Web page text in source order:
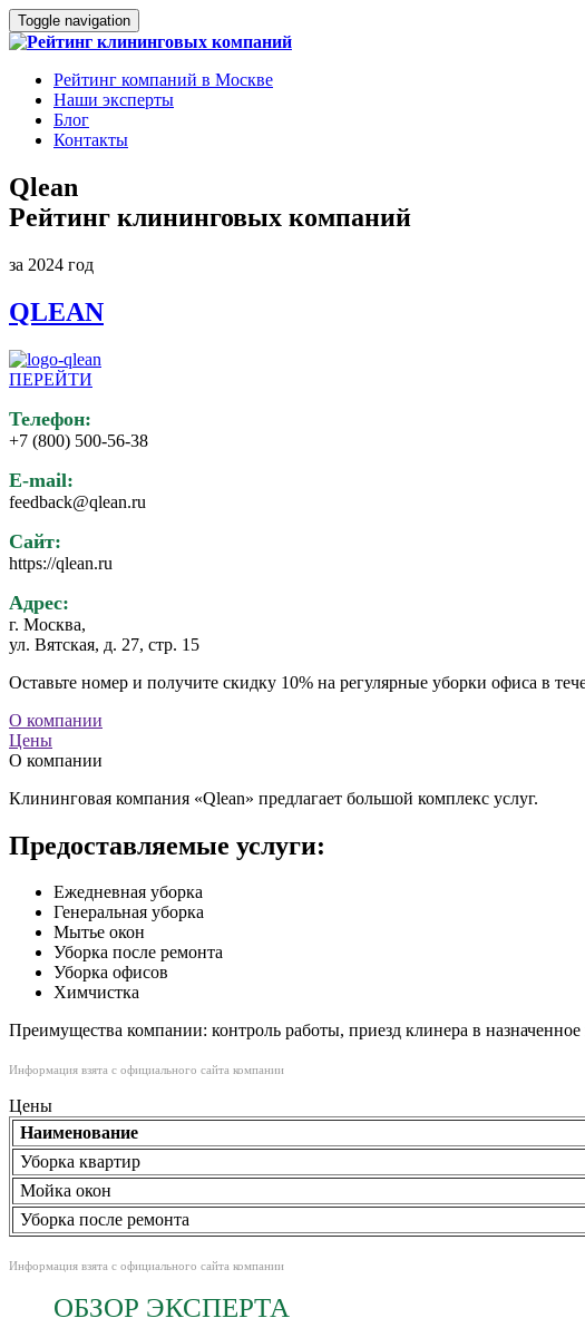
Toggle navigation
Рейтинг компаний в Москве
Наши эксперты
Блог
Контакты
Qlean
Рейтинг клининговых компаний
за 2024 год
QLEAN
ПЕРЕЙТИ
Телефон:
+7 (800) 500-56-38
E-mail:
feedback@qlean.ru
Сайт:
https://qlean.ru
Адрес:
г. Москва,
ул. Вятская, д. 27, стр. 15
Оставьте номер и получите скидку 10% на регулярные уборки офиса в
О компании
Цены
О компании
Клининговая компания «Qlean» предлагает большой комплекс услуг.
Предоставляемые услуги:
Ежедневная уборка
Генеральная уборка
Мытье окон
Уборка после ремонта
Уборка офисов
Химчистка
Преимущества компании: контроль работы, приезд клинера в
Информация взята с официального сайта компании
Цены
Наименование
Уборка квартир
Мойка окон
Уборка после ремонта
Информация взята с официального сайта компании
ОБЗОР ЭКСПЕРТА